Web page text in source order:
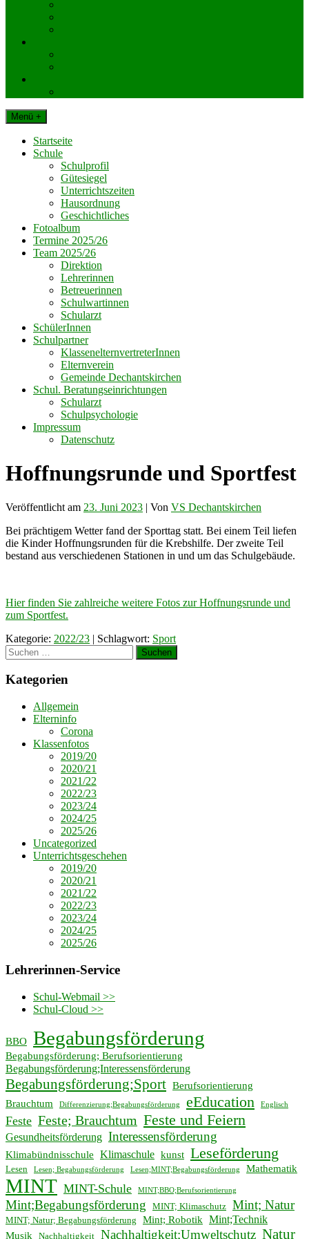
Menü +
Startseite
Schule
Schulprofil
Gütesiegel
Unterrichtszeiten
Hausordnung
Geschichtliches
Fotoalbum
Termine 2025/26
Team 2025/26
Direktion
Lehrerinnen
Betreuerinnen
Schulwartinnen
Schularzt
SchülerInnen
Schulpartner
KlassenelternvertreterInnen
Elternverein
Gemeinde Dechantskirchen
Schul. Beratungseinrichtungen
Schularzt
Schulpsychologie
Impressum
Datenschutz
Hoffnungsrunde und Sportfest
Veröffentlicht am 23. Juni 2023 | Von VS Dechantskirchen
Bei prächtigem Wetter fand der Sporttag statt. Bei einem Teil liefen
die Kinder Hoffnungsrunden für die Krebshilfe. Der zweite Teil
bestand aus verschiedenen Stationen in und um das Schulgebäude.
Hier finden Sie zahlreiche weitere Fotos zur Hoffnungsrunde und
zum Sportfest.
Kategorie: 2022/23 | Schlagwort: Sport
Suchen
nach:
Kategorien
Allgemein
Elterninfo
Corona
Klassenfotos
2019/20
2020/21
2021/22
2022/23
2023/24
2024/25
2025/26
Uncategorized
Unterrichtsgeschehen
2019/20
2020/21
2021/22
2022/23
2023/24
2024/25
2025/26
Lehrerinnen-Service
Schul-Webmail >>
Schul-Cloud >>
BBO Begabungsförderung
Begabungsförderung; Berufsorientierung
Begabungsförderung;Interessensförderung
Begabungsförderung;Sport Berufsorientierung
Brauchtum
Differenzierung;Begabungsförderung eEducation Englisch
Feste Feste; Brauchtum Feste und Feiern
Gesundheitsförderung Interessensförderung
Klimabündnisschule Klimaschule kunst Leseförderung
Lesen Lesen; Begabungsförderung Lesen;MINT;Begabungsförderung Mathematik
MINT MINT-Schule MINT;BBO;Berufsorientierung
Mint;Begabungsförderung MINT; Klimaschutz Mint; Natur
MINT; Natur; Begabungsförderung Mint; Robotik Mint;Technik
Musik Nachhaltigkeit Nachhaltigkeit;Umweltschutz Natur